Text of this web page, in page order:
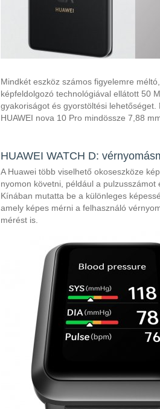
Mindkét eszköz számos figyelemre
képfeldolgozó technológiával ellátott 50
gyakoriságot és gyorstöltési
HUAWEI nova 10 Pro mindössze 7,88
HUAWEI WATCH D:
A Huawei több viselhető okoseszköze
nyomon követni, például a
Kínában mutatta be a különleges
amely képes mérni a felhasználó
mérést is.